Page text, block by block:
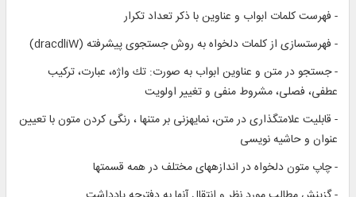
- فهرست كلمات ابواب و عناوين با ذكر تعداد تكرار
- فهرست‏سازى از كلمات دلخواه به روش جستجوى پيشرفته (dracdliW)
- جستجو در متن و عناوين ابواب به صورت: تك واژه، عبارت، تركيب
عطفى، فصلى، مشروط منفى و تغيير اولويت‏
- قابليت علامت‏گذارى در متن، نمايه‏زنى بر متن‏ها ، رنگى كردن متون با تعيين
عنوان و حاشيه نويسى
- چاپ متون دلخواه در اندازه‏هاى مختلف در همه قسمت‏ها